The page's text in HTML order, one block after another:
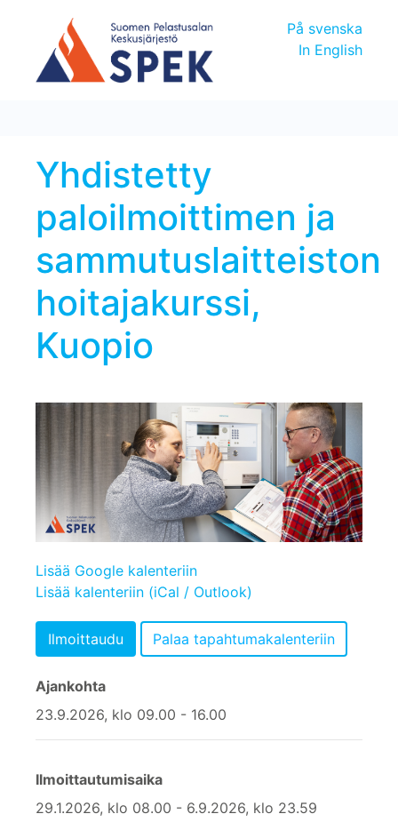
På svenska
In English
Yhdistetty
paloilmoittimen ja
sammutuslaitteiston
hoitajakurssi,
Kuopio
Lisää Google kalenteriin
Lisää kalenteriin (iCal / Outlook)
Ajankohta
23.9.2026, klo 09.00 - 16.00
Ilmoittautumisaika
29.1.2026, klo 08.00 - 6.9.2026, klo 23.59